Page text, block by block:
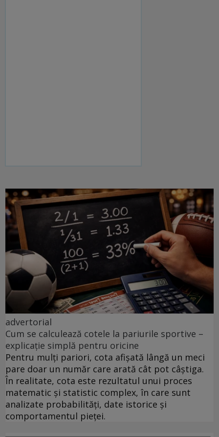
advertorial
Cum se calculează cotele la pariurile sportive –
explicație simplă pentru oricine
Pentru mulți pariori, cota afișată lângă un meci
pare doar un număr care arată cât pot câștiga.
În realitate, cota este rezultatul unui proces
matematic și statistic complex, în care sunt
analizate probabilități, date istorice și
comportamentul pieței.